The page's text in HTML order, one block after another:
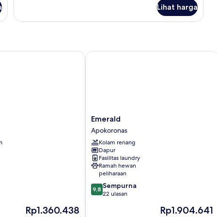
Kamar
Lihat harga
Harga
Rp1.360.438
Emerald
Apokoronas
Emerald
Apokoronas
Kolam renang
Dapur
Fasilitas laundry
Ramah hewan
peliharaan
9.8
dari
9,8 Sempurna
22 ulasan
Harga
Rp1.904.641
Emerald